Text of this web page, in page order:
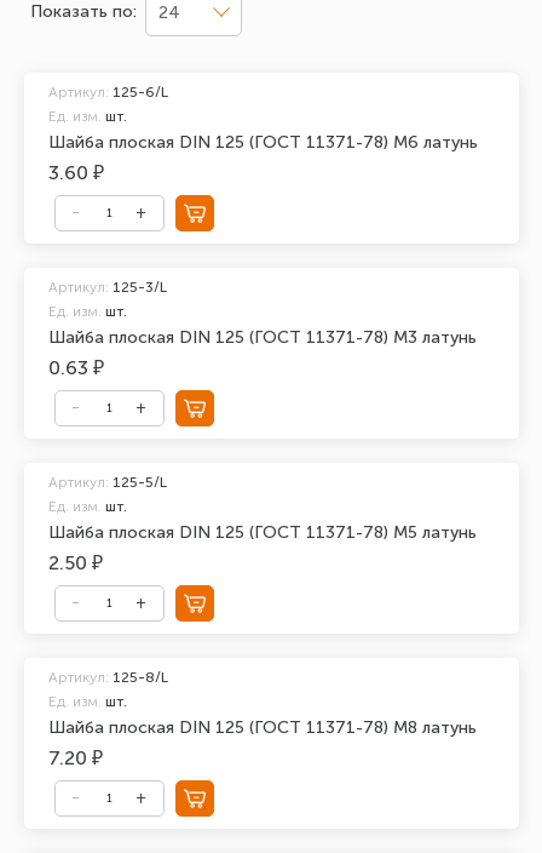
Показать по: 24
Шайба плоская DIN 125 (ГОСТ 11371-78) М6 латунь
Артикул: 125-6/L
Ед. изм. шт.
3.60 ₽
Шайба плоская DIN 125 (ГОСТ 11371-78) М3 латунь
Артикул: 125-3/L
Ед. изм. шт.
0.63 ₽
Шайба плоская DIN 125 (ГОСТ 11371-78) М5 латунь
Артикул: 125-5/L
Ед. изм. шт.
2.50 ₽
Шайба плоская DIN 125 (ГОСТ 11371-78) М8 латунь
Артикул: 125-8/L
Ед. изм. шт.
7.20 ₽